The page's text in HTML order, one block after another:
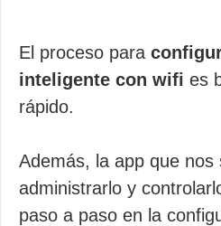
El proceso para
inteligente con wifi es
rápido.
Además, la app que nos
administrarlo y
paso a paso en la